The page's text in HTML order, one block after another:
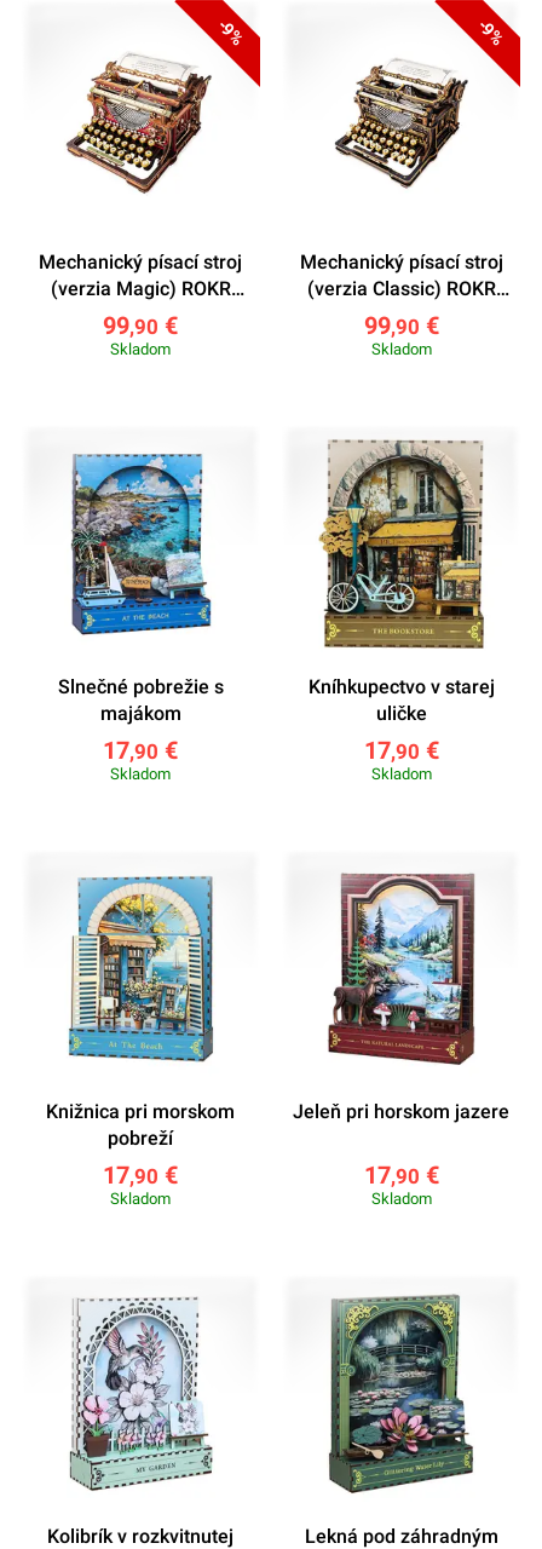
-9%
Mechanický písací stroj
(verzia Magic) ROKR
LK703C
99,90 €
Skladom
-9%
Mechanický písací stroj
(verzia Classic) ROKR
LK703B
99,90 €
Skladom
Slnečné pobrežie s
majákom
17,90 €
Skladom
Kníhkupectvo v starej
uličke
17,90 €
Skladom
Knižnica pri morskom
pobreží
17,90 €
Skladom
Jeleň pri horskom jazere
17,90 €
Skladom
Kolibrík v rozkvitnutej
Lekná pod záhradným